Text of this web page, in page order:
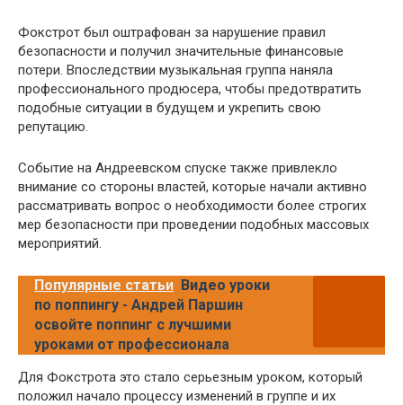
Фокстрот был оштрафован за нарушение правил
безопасности и получил значительные финансовые
потери. Впоследствии музыкальная группа наняла
профессионального продюсера, чтобы предотвратить
подобные ситуации в будущем и укрепить свою
репутацию.
Событие на Андреевском спуске также привлекло
внимание со стороны властей, которые начали активно
рассматривать вопрос о необходимости более строгих
мер безопасности при проведении подобных массовых
мероприятий.
Популярные статьи Видео уроки
по поппингу - Андрей Паршин
освойте поппинг с лучшими
уроками от профессионала
Для Фокстрота это стало серьезным уроком, который
положил начало процессу изменений в группе и их